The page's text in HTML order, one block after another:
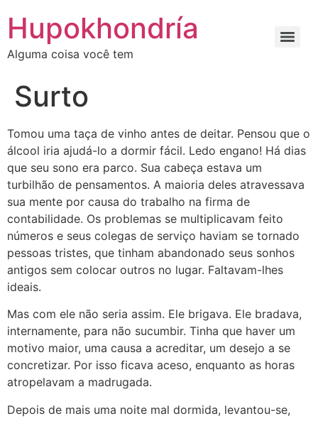
para
conteúdo
Hupokhondría
Alguma coisa você tem
Surto
Tomou uma taça de vinho antes de deitar. Pensou que o
álcool iria ajudá-lo a dormir fácil. Ledo engano! Há dias
que seu sono era parco. Sua cabeça estava um
turbilhão de pensamentos. A maioria deles atravessava
sua mente por causa do trabalho na firma de
contabilidade. Os problemas se multiplicavam feito
números e seus colegas de serviço haviam se tornado
pessoas tristes, que tinham abandonado seus sonhos
antigos sem colocar outros no lugar. Faltavam-lhes
ideais.
Mas com ele não seria assim. Ele brigava. Ele bradava,
internamente, para não sucumbir. Tinha que haver um
motivo maior, uma causa a acreditar, um desejo a se
concretizar. Por isso ficava aceso, enquanto as horas
atropelavam a madrugada.
Depois de mais uma noite mal dormida, levantou-se,